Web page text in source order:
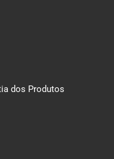
dos Produtos